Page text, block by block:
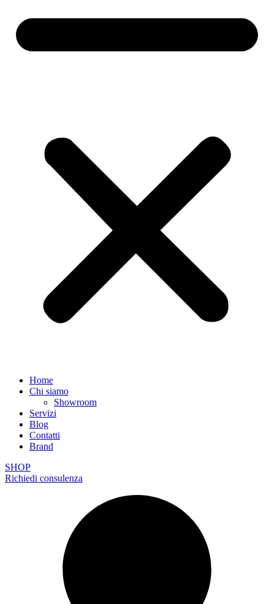
Home
Chi siamo
Showroom
Servizi
Blog
Contatti
Brand
SHOP
Richiedi consulenza